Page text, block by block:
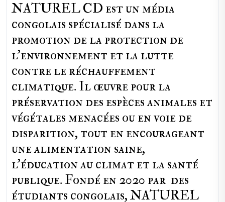
NATUREL CD est un média
congolais spécialisé dans la
promotion de la protection de
l’environnement et la lutte
contre le réchauffement
climatique. Il œuvre pour la
préservation des espèces animales et
végétales menacées ou en voie de
disparition, tout en encourageant
une alimentation saine,
l'éducation au climat et la santé
publique. Fondé en 2020 par des
étudiants congolais, NATUREL